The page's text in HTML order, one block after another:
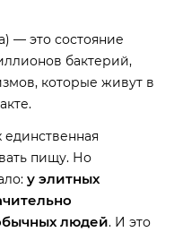
— это состояние
бактерий,
которые живут в
единственная
пищу. Но
у элитных
людей. И это